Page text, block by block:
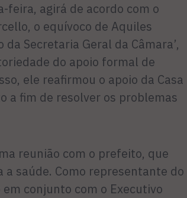
feira, agirá de acordo com o
o equívoco de Aquiles
Secretaria Geral da Câmara’,
do apoio formal de
ele reafirmou o apoio da Casa
a fim de resolver os problemas
reunião com o prefeito, que
saúde. Como representante do
conjunto com o Executivo